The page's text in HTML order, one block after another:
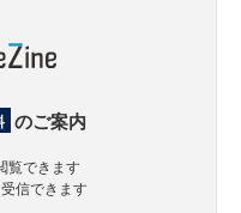
のご案内
覧できます
信できます